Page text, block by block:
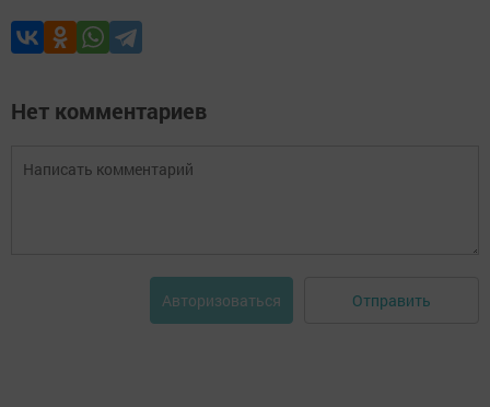
Нет комментариев
Авторизоваться Отправить